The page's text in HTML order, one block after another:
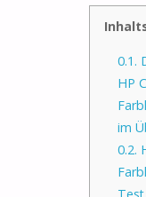
0.1.
HP
im
0.2.